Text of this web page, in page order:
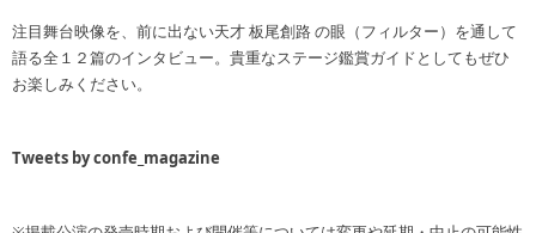
注目舞台映像を、前に出ない天才 板尾創路 の眼（フィルター）を通して
語る全１２篇のインタビュー。貴重なステージ鑑賞ガイドとしてもぜひ
お楽しみください。
Tweets by confe_magazine